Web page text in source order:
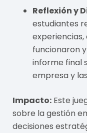
Reflexión y
estudiantes
funcionaron
informe final
empresa y
Impacto: Este
sobre la gestión
decisiones